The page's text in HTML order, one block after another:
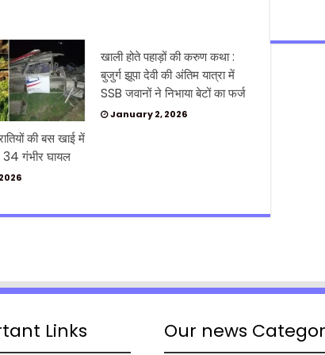
की बस खाई में
34 गंभीर घायल
खाली होते पहाड़ों की करुण कथा :
बुजुर्ग झूपा देवी की अंतिम यात्रा में
SSB जवानों ने निभाया बेटों का फर्ज
January 2, 2026
Links Our news